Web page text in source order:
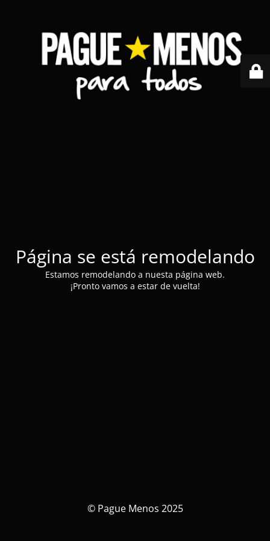
Página se está remodelando
Estamos remodelando a nuesta página web.
¡Pronto vamos a estar de vuelta!
© Pague Menos 2025